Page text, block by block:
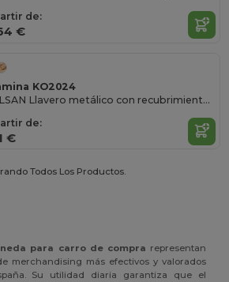
de:
€
KO2024
BELSAN Llavero metálico con recubrimiento en cobre con interior en negro
de:
€
Todos Los Productos.
para carro de compra representan
merchandising más efectivos y valorados
Su utilidad diaria garantiza que el